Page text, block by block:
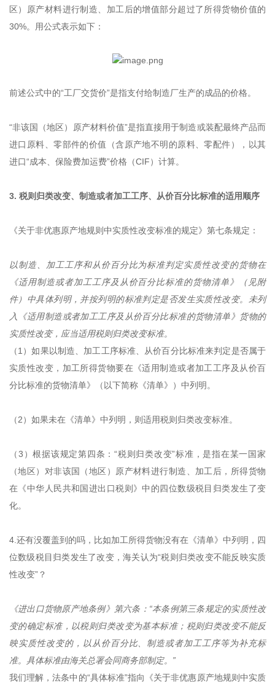
区）原产材料进行制造、加工后的增值部分超过了所得货物价值的
30%。用公式表示如下：
前述公式中的“工厂交货价”是指支付给制造厂生产的成品的价格。
“非该国（地区）原产材料价值”是指直接用于制造或装配最终产品而
进口原料、零部件的价值（含原产地不明的原料、零配件），以其
进口“成本、保险费加运费”价格（CIF）计算。
3. 税则归类改变、制造或者加工工序、从价百分比标准的适用顺序
《关于非优惠原产地规则中实质性改变标准的规定》第七条规定：
以制造、加工工序和从价百分比为标准判定实质性改变的货物在
《适用制造或者加工工序及从价百分比标准的货物清单》（见附
件）中具体列明，并按列明的标准判定是否发生实质性改变。未列
入《适用制造或者加工工序及从价百分比标准的货物清单》货物的
实质性改变，应当适用税则归类改变标准。
（1）如果以制造、加工工序标准、从价百分比标准来判定是否属于
实质性改变，加工所得货物要在《适用制造或者加工工序及从价百
分比标准的货物清单》（以下简称《清单》）中列明。
（2）如果未在《清单》中列明，则适用税则归类改变标准。
（3）根据该规定第四条：“税则归类改变”标准，是指在某一国家
（地区）对非该国（地区）原产材料进行制造、加工后，所得货物
在《中华人民共和国进出口税则》中的四位数级税目归类发生了变
化。
4.还有没覆盖到的吗，比如加工所得货物没有在《清单》中列明，四
位数级税目归类发生了改变，海关认为“税则归类改变不能反映实质
性改变”？
《进出口货物原产地条例》第六条：“本条例第三条规定的实质性改
变的确定标准，以税则归类改变为基本标准；税则归类改变不能反
映实质性改变的，以从价百分比、制造或者加工工序等为补充标
准。具体标准由海关总署会同商务部制定。”
我们理解，法条中的“具体标准”指向《关于非优惠原产地规则中实质